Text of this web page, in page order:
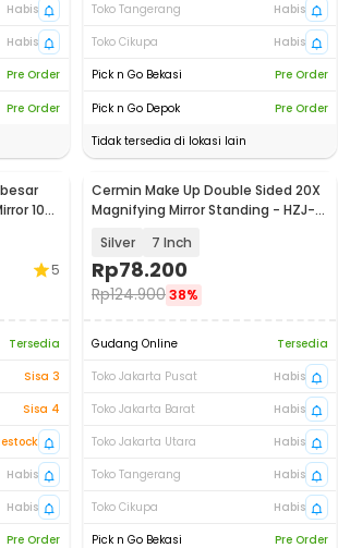
Habis
Habis
Pre Order
Pre Order
Toko Tangerang
Habis
Toko Cikupa
Habis
Pick n Go Bekasi
Pre Order
Pick n Go Depok
Pre Order
Tidak tersedia di lokasi lain
10x
5
Tersedia
Sisa 3
Sisa 4
Habis
Habis
Pre Order
Baru
Cermin Make Up Double Sided 20X
Magnifying Mirror Standing - HZJ-
Silver 7 Inch
Rp78.200
Rp124.90038%
Gudang Online
Tersedia
Toko Jakarta Pusat
Habis
Toko Jakarta Barat
Habis
Toko Jakarta Utara
Habis
Toko Tangerang
Habis
Toko Cikupa
Habis
Pick n Go Bekasi
Pre Order